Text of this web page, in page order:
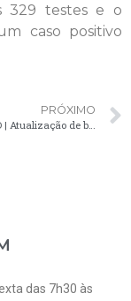
329 testes e o
caso positivo
PRÓXIMO
COMUNICADO | Atualização de boletim da Covid-19 confirma 13 novos casos
das 7h30 às